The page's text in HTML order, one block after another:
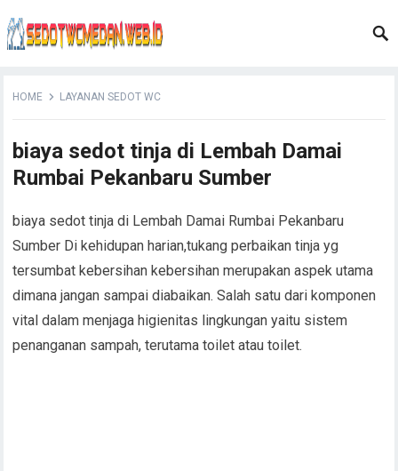
HOME LAYANAN SEDOT WC
biaya sedot tinja di Lembah Damai
Rumbai Pekanbaru Sumber
biaya sedot tinja di Lembah Damai Rumbai Pekanbaru
Sumber Di kehidupan harian,tukang perbaikan tinja yg
tersumbat kebersihan kebersihan merupakan aspek utama
dimana jangan sampai diabaikan. Salah satu dari komponen
vital dalam menjaga higienitas lingkungan yaitu sistem
penanganan sampah, terutama toilet atau toilet.